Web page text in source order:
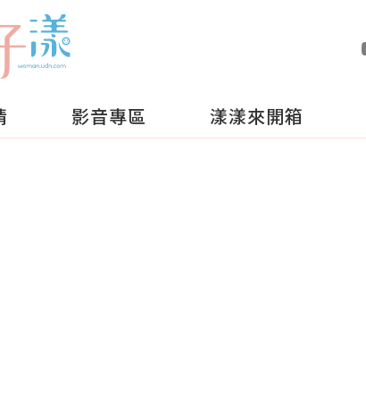
影音專區 漾漾來開箱